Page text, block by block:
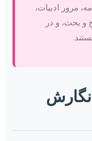
مرور ادبیات،
و بحث، و در